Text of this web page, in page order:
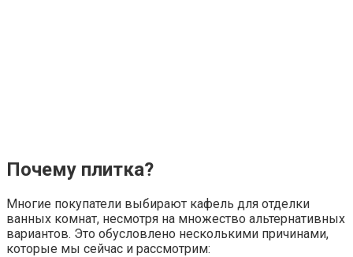
Почему плитка?
Многие покупатели выбирают кафель для отделки
ванных комнат, несмотря на множество альтернативных
вариантов. Это обусловлено несколькими причинами,
которые мы сейчас и рассмотрим: